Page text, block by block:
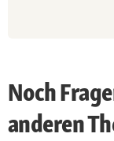
Noch
anderen